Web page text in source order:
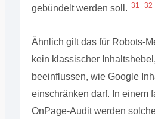
gebündelt werden soll. 31 32
Ähnlich gilt das für Robots-
kein klassischer
beeinflussen, wie Google
einschränken darf. In einem
OnPage-Audit werden